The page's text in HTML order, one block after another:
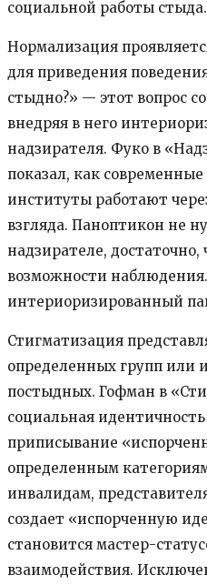
социальной работы стыда.
Нормализация
для приведения
стыдно?» — этот вопрос
внедряя в него
надзирателя. Фуко в
показал, как
институты работают
взгляда. Паноптикон не
надзирателе,
возможности
интериоризированный
Стигматизация
определенных групп или
постыдных. Гофман в
социальная
приписывание
определенным
инвалидам,
создает «испорченную
становится мастер-
взаимодействия.